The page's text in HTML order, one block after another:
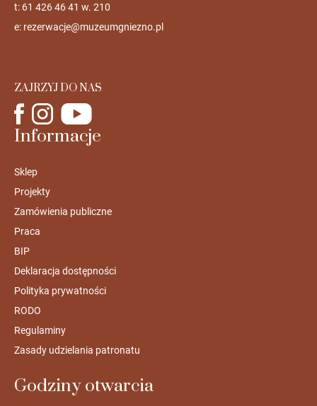
t: 61 426 46 41 w. 210
e: rezerwacje@muzeumgniezno.pl
ZAJRZYJ DO NAS
Informacje
Sklep
Projekty
Zamówienia publiczne
Praca
BIP
Deklaracja dostępności
Polityka prywatności
RODO
Regulaminy
Zasady udzielania patronatu
Godziny otwarcia